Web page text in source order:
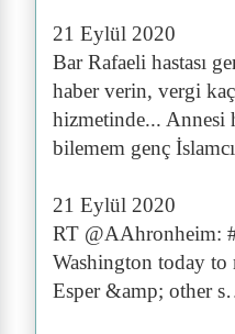
21 Eylül 2020
Bar Rafaeli hastası
haber verin, vergi
hizmetinde... Annesi
bilemem genç
21 Eylül 2020
RT @AAhronheim:
Washington today
Esper &amp; other